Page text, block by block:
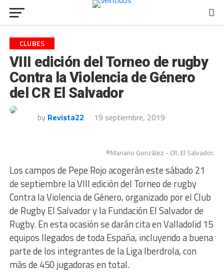
CLUBES
VIII edición del Torneo de rugby
Contra la Violencia de Género
del CR El Salvador
by Revista22 19 septiembre, 2019
©Mariano González - CR. El Salvador.
Los campos de Pepe Rojo acogerán este sábado 21
de septiembre la VIII edición del Torneo de rugby
Contra la Violencia de Género, organizado por el Club
de Rugby El Salvador y la Fundación El Salvador de
Rugby. En esta ocasión se darán cita en Valladolid 15
equipos llegados de toda España, incluyendo a buena
parte de los integrantes de la Liga Iberdrola, con
más de 450 jugadoras en total.